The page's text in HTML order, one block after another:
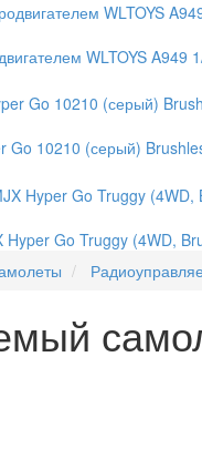
WLTOYS A949
10210 (серый)
Go Truggy (4WD,